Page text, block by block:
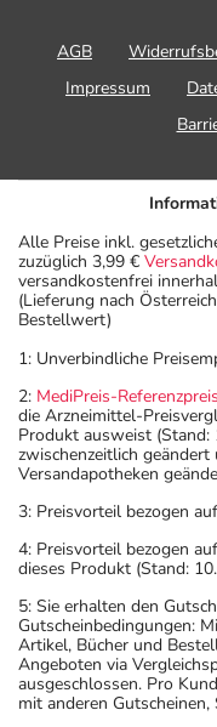
AGB
Impressum
Alle Preise inkl.
zuzüglich 3,99 €
versandkostenfrei
(Lieferung nach
Bestellwert)
1: Unverbindliche
2: MediPreis-
die Arzneimittel-
Produkt ausweist (Stand:
zwischenzeitlich
Versandapotheken
3: Preisvorteil bezogen
4: Preisvorteil bezogen
dieses Produkt (Stand:
5: Sie erhalten den
Gutscheinbedingungen:
Artikel, Bücher und
Angeboten via
ausgeschlossen. Pro
mit anderen